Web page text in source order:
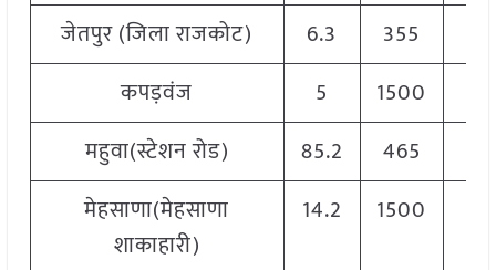
जेतपुर (जिला राजकोट)
6.3 355
कपड़वंज
5 1500
महुवा(स्टेशन रोड)
85.2 465
मेहसाणा(मेहसाणा
शाकाहारी)
14.2 1500